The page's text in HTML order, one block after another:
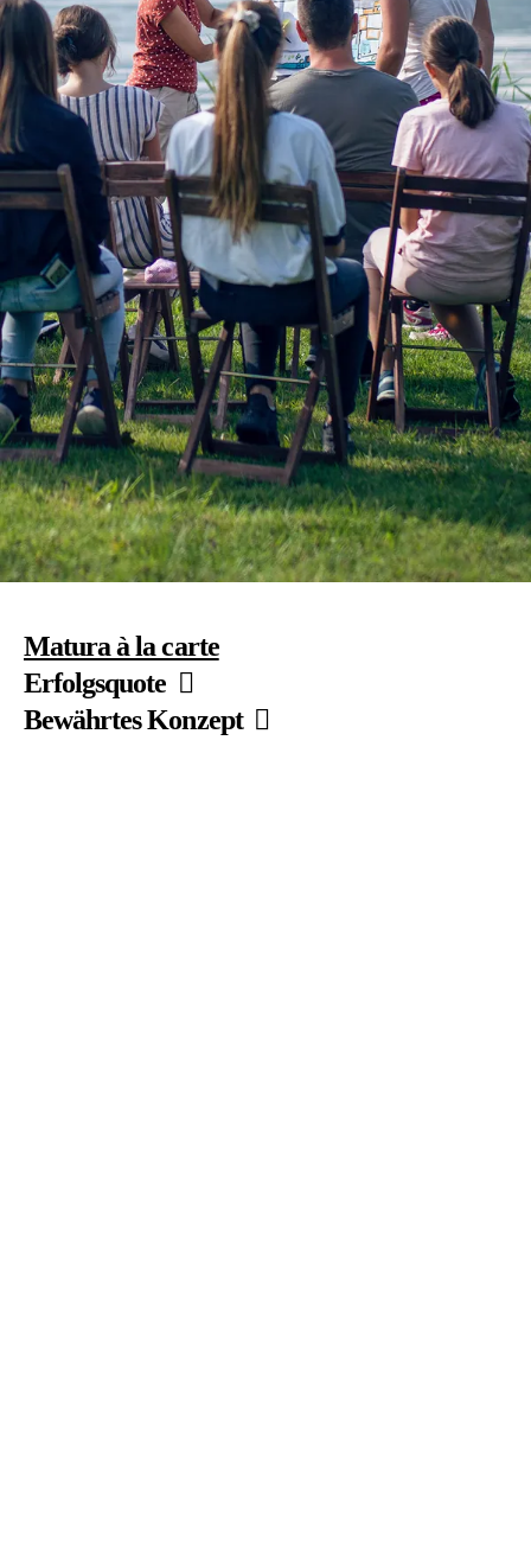
Matura à la carte
Erfolgsquote
Bewährtes Konzept